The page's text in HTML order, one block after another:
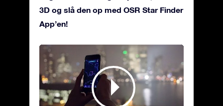
3D og slå den op med OSR Star Finder
App’en!